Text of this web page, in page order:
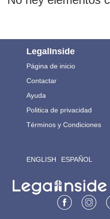
LegalInside
Página de inicio
Contactar
Ayuda
Politica de privacidad
Términos y Condiciones
ENGLISH ESPAÑOL